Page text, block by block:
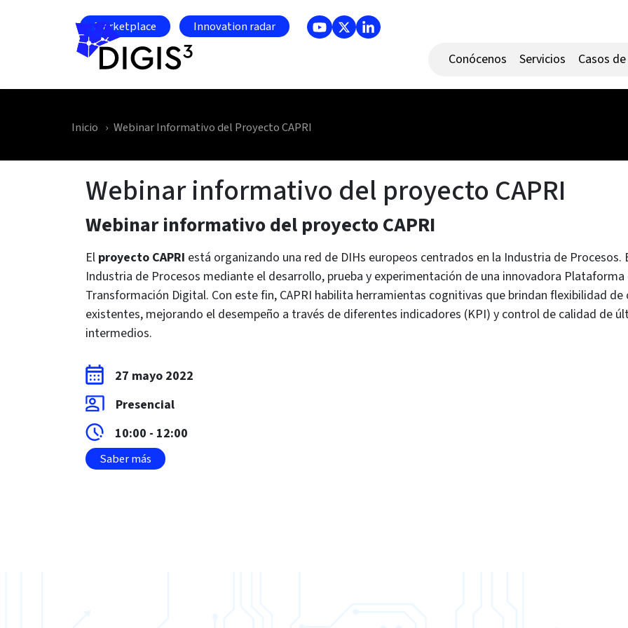
Marketplace Innovation radar
Conócenos Servicios Casos
Inicio Webinar Informativo del Proyecto CAPRI
Webinar informativo del proyecto CAPRI
Webinar informativo del proyecto CAPRI
El proyecto CAPRI está organizando una red de DIHs europeos centrados en la Industria de
Industria de Procesos mediante el desarrollo, prueba y experimentación de una innovadora
Transformación Digital. Con este fin, CAPRI habilita herramientas cognitivas que brindan flexibilidad
existentes, mejorando el desempeño a través de diferentes indicadores (KPI) y control de calidad de
intermedios.
27 mayo 2022
Presencial
10:00 - 12:00
Saber más